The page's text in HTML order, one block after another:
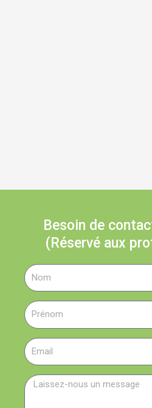
Besoin de
(Réservé aux